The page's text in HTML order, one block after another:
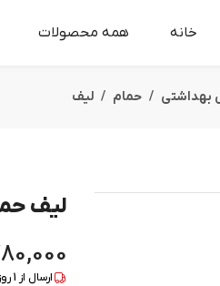
خانه همه محصولات
بهداشتی حمام لیف
لیف
ارسال از 1